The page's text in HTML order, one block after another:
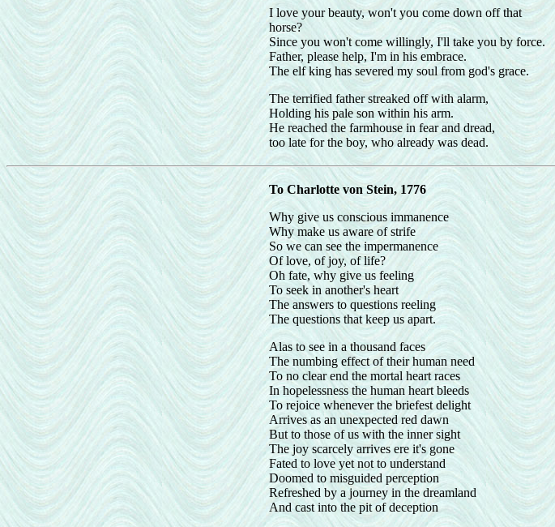
I love your beauty, won't you come down off that
horse?
Since you won't come willingly, I'll take you by force.
Father, please help, I'm in his embrace.
The elf king has severed my soul from god's grace.
The terrified father streaked off with alarm,
Holding his pale son within his arm.
He reached the farmhouse in fear and dread,
too late for the boy, who already was dead.
To Charlotte von Stein, 1776
Why give us conscious immanence
Why make us aware of strife
So we can see the impermanence
Of love, of joy, of life?
Oh fate, why give us feeling
To seek in another's heart
The answers to questions reeling
The questions that keep us apart.
Alas to see in a thousand faces
The numbing effect of their human need
To no clear end the mortal heart races
In hopelessness the human heart bleeds
To rejoice whenever the briefest delight
Arrives as an unexpected red dawn
But to those of us with the inner sight
The joy scarcely arrives ere it's gone
Fated to love yet not to understand
Doomed to misguided perception
Refreshed by a journey in the dreamland
And cast into the pit of deception